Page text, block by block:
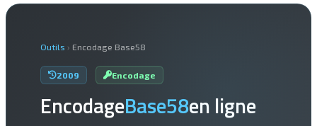
Outils › Encodage Base58
2009 Encodage
EncodageBase58en ligne